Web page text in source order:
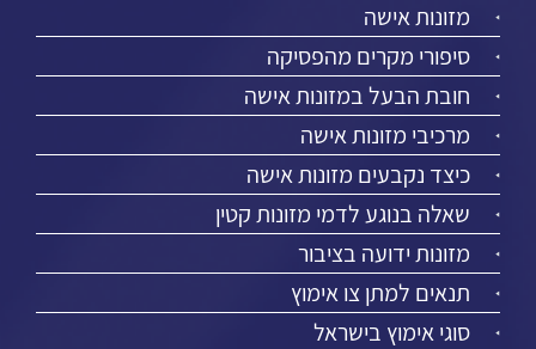
מזונות אישה
סיפורי מקרים מהפסיקה
חובת הבעל במזונות אישה
מרכיבי מזונות אישה
כיצד נקבעים מזונות אישה
שאלה בנוגע לדמי מזונות קטין
מזונות ידועה בציבור
תנאים למתן צו אימוץ
סוגי אימוץ בישראל